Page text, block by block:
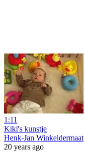
1:11
Kiki's kunstje
Henk-Jan Winkeldermaat
20 years ago